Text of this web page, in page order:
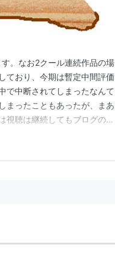
。なお2クール連続作品の場
ており、今期は暫定中間評価
で中断されてしまったなんて
まったこともあったが、まあ
視聴は継続してもブログの方
いわゆるキャラ萌えとかい